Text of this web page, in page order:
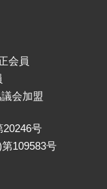
会員
会加盟
20246号
109583号